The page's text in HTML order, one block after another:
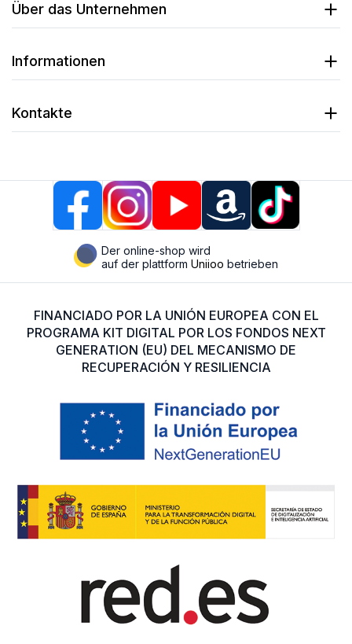
Über das Unternehmen
Informationen
Kontakte
Der online-shop wird
auf der plattform Uniioo betrieben
FINANCIADO POR LA UNIÓN EUROPEA CON EL
PROGRAMA KIT DIGITAL POR LOS FONDOS NEXT
GENERATION (EU) DEL MECANISMO DE
RECUPERACIÓN Y RESILIENCIA